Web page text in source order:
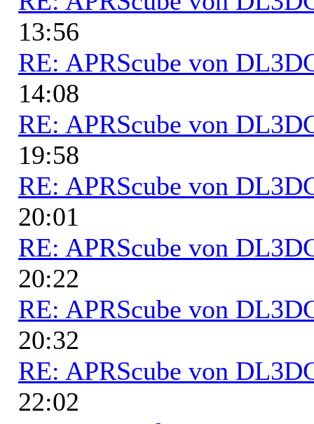
13:56
RE: APRScube von
14:08
RE: APRScube von
19:58
RE: APRScube von
20:01
RE: APRScube von
20:22
RE: APRScube von
20:32
RE: APRScube von
22:02